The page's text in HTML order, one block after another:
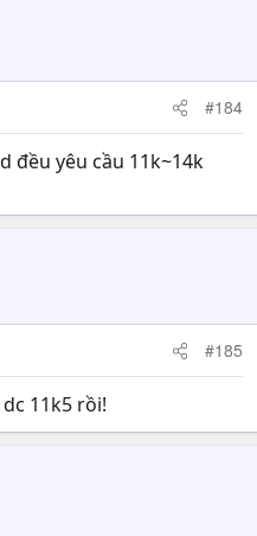
#184
đều yêu cầu 11k~14k
#185
11k5 rồi!